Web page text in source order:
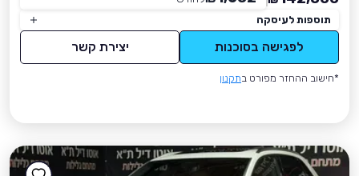
תוספות לעיסקה
לפגישה בסוכנות יצירת קשר
*חישוב ההחזר מפורט בתקנון